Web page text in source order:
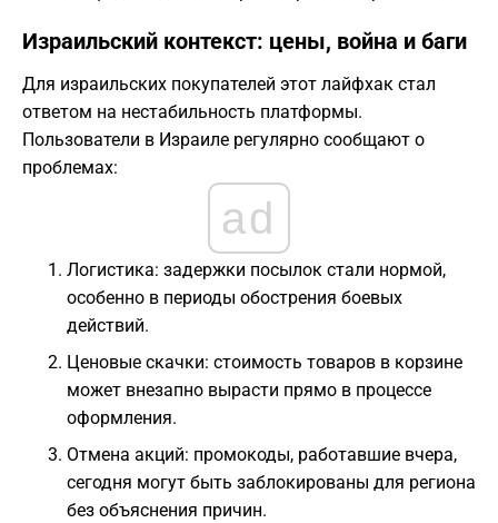
Израильский контекст: цены, война и баги
Для израильских покупателей этот лайфхак стал
ответом на нестабильность платформы.
Пользователи в Израиле регулярно сообщают о
проблемах:
ad
Логистика: задержки посылок стали нормой,
особенно в периоды обострения боевых
действий.
Ценовые скачки: стоимость товаров в корзине
может внезапно вырасти прямо в процессе
оформления.
Отмена акций: промокоды, работавшие вчера,
сегодня могут быть заблокированы для региона
без объяснения причин.